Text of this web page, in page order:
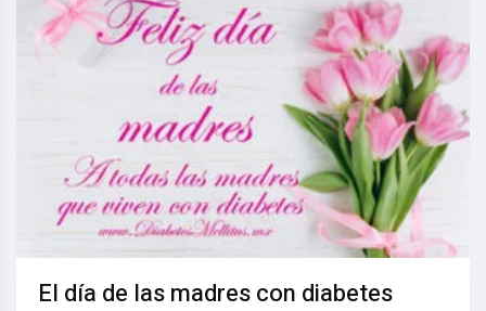
El día de las madres con diabetes